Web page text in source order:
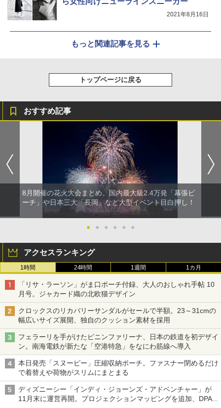
2021年8月16日
もっと関連記事を見る
トップページに戻る
おすすめ記事
8月開催の花火大会まとめ。国内最大級2.4万発「幕張ビ
ーチ」や日本三大「長岡」など大型イベント目白押し！
● ● ● ● ● ●
アクセスランキング
1時間 24時間 1週間 1カ月
「リサ・ラーソン」がま口ポーチ付録、大人のおしゃれ手帖 10
月号。ジャカード織の北欧猫デザイン
クロックスのリカバリーサンダルがセールで半額。23～31cmの
幅広いサイズ展開、独自のクッション素材を採用
フェラーリを手がけたピニンファリーナ、日本の鉄道を初デザイ
ン。南海電鉄が新たな「空港特急」をなにわ筋線へ導入
本日発売「スヌーピー」圧縮収納ポーチ。ファスナー閉めるだけ
で着替えや荷物がスリムにまとまる
ディズニーシー「インディ・ジョーンズ・アドベンチャー」が
11月末に運営再開。プロジェクションマッピングを追加、DPA